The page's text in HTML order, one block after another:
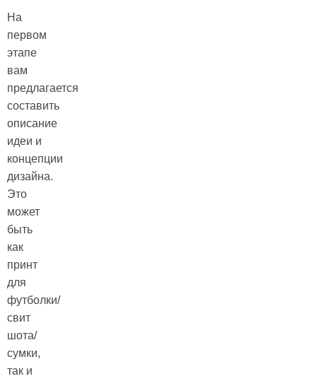
На
первом
этапе
вам
предлагается
составить
описание
идеи и
концепции
дизайна.
Это
может
быть
как
принт
для
футболки/
свит
шота/
сумки,
так и